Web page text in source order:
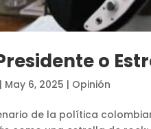
o
| May 6, 2025 | Opinión
de la política